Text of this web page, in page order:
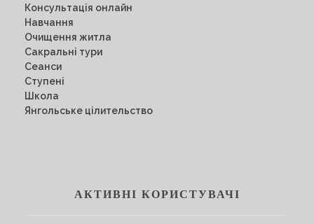
Консультація онлайн
Навчання
Очищення житла
Сакральні тури
Сеанси
Ступені
Школа
Янгольське цілительство
АКТИВНІ КОРИСТУВАЧІ